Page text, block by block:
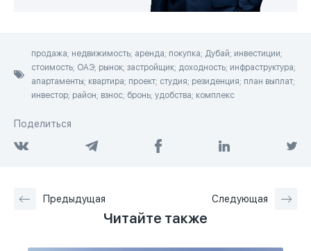
продажа; недвижимость; аренда; покупка; Дубай; инвестиции;
стоимость; ОАЭ; рынок; застройщик; доходность; инфраструктура;
апартаменты; квартира; проект; студия; резиденция; план выплат;
инвестор; район; взнос; бронь; удобства; комплекс
Поделиться
Предыдущая Следующая
Читайте также